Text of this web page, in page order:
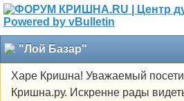
"Лой Базар"
Харе Кришна! Уважаемый
Кришна.ру. Искренне рады